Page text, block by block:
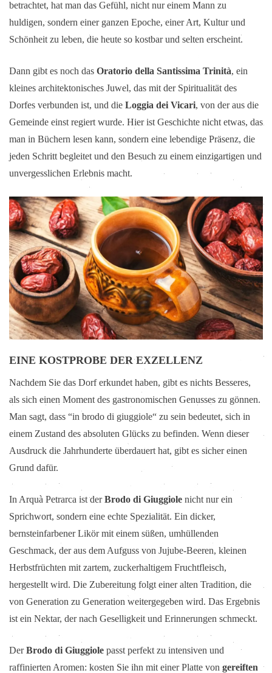
betrachtet, hat man das Gefühl, nicht nur einem Mann zu
huldigen, sondern einer ganzen Epoche, einer Art, Kultur und
Schönheit zu leben, die heute so kostbar und selten erscheint.
Dann gibt es noch das Oratorio della Santissima Trinità, ein
kleines architektonisches Juwel, das mit der Spiritualität des
Dorfes verbunden ist, und die Loggia dei Vicari, von der aus die
Gemeinde einst regiert wurde. Hier ist Geschichte nicht etwas, das
man in Büchern lesen kann, sondern eine lebendige Präsenz, die
jeden Schritt begleitet und den Besuch zu einem einzigartigen und
unvergesslichen Erlebnis macht.
EINE KOSTPROBE DER EXZELLENZ
Nachdem Sie das Dorf erkundet haben, gibt es nichts Besseres,
als sich einen Moment des gastronomischen Genusses zu gönnen.
Man sagt, dass “in brodo di giuggiole“ zu sein bedeutet, sich in
einem Zustand des absoluten Glücks zu befinden. Wenn dieser
Ausdruck die Jahrhunderte überdauert hat, gibt es sicher einen
Grund dafür.
In Arquà Petrarca ist derBrodo di Giuggiole nicht nur ein
Sprichwort, sondern eine echte Spezialität. Ein dicker,
bernsteinfarbener Likör mit einem süßen, umhüllenden
Geschmack, der aus dem Aufguss von Jujube-Beeren, kleinen
Herbstfrüchten mit zartem, zuckerhaltigem Fruchtfleisch,
hergestellt wird. Die Zubereitung folgt einer alten Tradition, die
von Generation zu Generation weitergegeben wird. Das Ergebnis
ist ein Nektar, der nach Geselligkeit und Erinnerungen schmeckt.
DerBrodo di Giuggiole passt perfekt zu intensiven und
raffinierten Aromen: kosten Sie ihn mit einer Platte von gereiften